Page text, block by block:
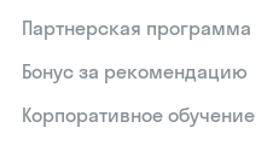
Партнерская программа
Бонус за рекомендацию
Корпоративное обучение